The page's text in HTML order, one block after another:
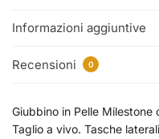
Informazioni aggiuntive
Recensioni 0
Giubbino in Pelle
Taglio a vivo. Tasche